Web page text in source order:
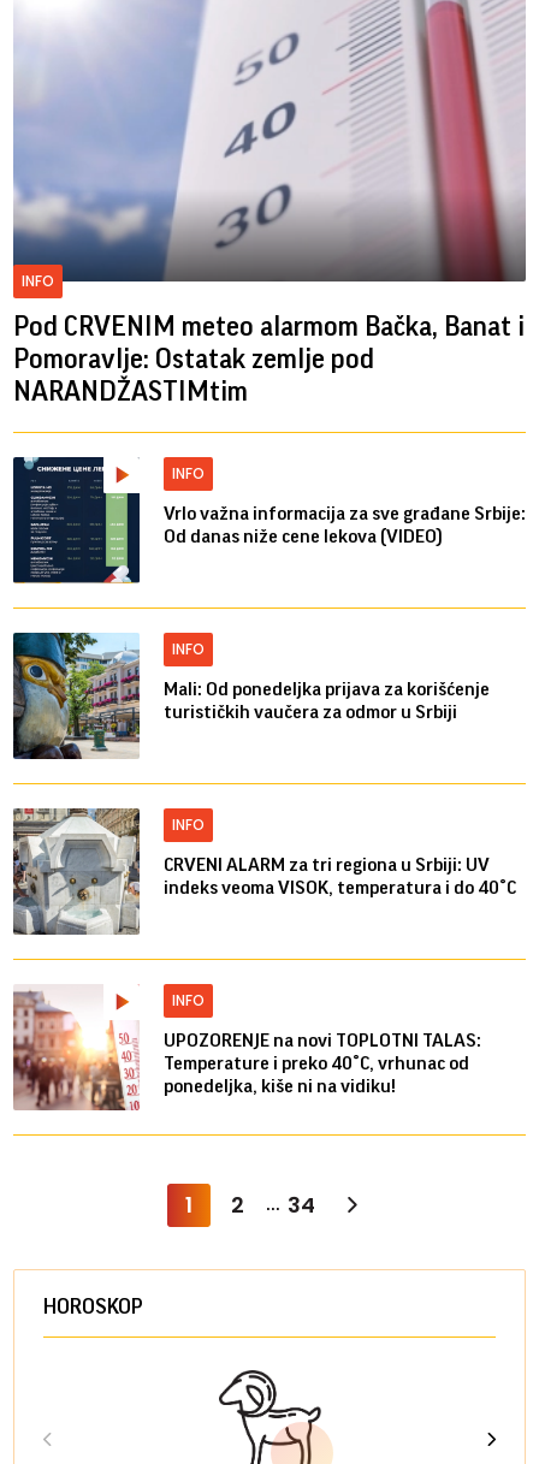
INFO
Pod CRVENIM meteo alarmom Bačka, Banat i
Pomoravlje: Ostatak zemlje pod
NARANDŽASTIMtim
INFO
Vrlo važna informacija za sve građane Srbije:
Od danas niže cene lekova (VIDEO)
INFO
Mali: Od ponedeljka prijava za korišćenje
turističkih vaučera za odmor u Srbiji
INFO
CRVENI ALARM za tri regiona u Srbiji: UV
indeks veoma VISOK, temperatura i do 40°C
INFO
UPOZORENJE na novi TOPLOTNI TALAS:
Temperature i preko 40°C, vrhunac od
ponedeljka, kiše ni na vidiku!
1 2 ... 34
HOROSKOP